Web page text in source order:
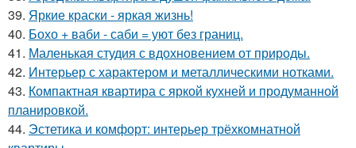
39. Яркие краски - яркая жизнь!
40. Бохо + ваби - саби = уют без границ.
41. Маленькая студия с вдохновением от природы.
42. Интерьер с характером и металлическими нотками.
43. Компактная квартира с яркой кухней и продуманной
планировкой.
44. Эстетика и комфорт: интерьер трёхкомнатной